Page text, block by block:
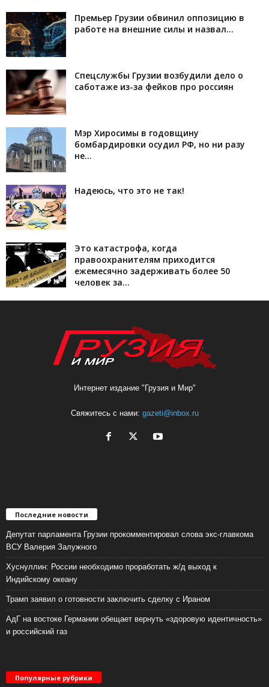
Премьер Грузии обвинил оппозицию в
работе на внешние силы и назвал...
Спецслужбы Грузии возбудили дело о
саботаже из-за фейков про россиян
Мэр Хиросимы в годовщину
бомбардировки осудил РФ, но ни разу
не...
Надеюсь, что это не так!
Это катастрофа, когда
правоохранителям приходится
ежемесячно задерживать более 50
человек за...
Интернет издание "Грузия и Мир"
Свяжитесь с нами: gazeti@inbox.ru
Последние новости
Депутат парламента Грузии прокомментировал слова экс-главкома
ВСУ Валерия Залужного
Хуснуллин: России необходимо проработать ж/д выход к
Индийскому океану
Трамп заявил о готовности заключить сделку с Ираном
АдГ на востоке Германии обещает вернуть «здоровую идентичность»
и российский газ
Популярные рубрики